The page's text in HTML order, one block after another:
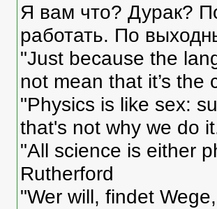
Я вам что? Дурак?
работать. По
"Just because the
not mean that it’s the
"Physics is like sex:
that's not why we do
"All science is either
Rutherford
"Wer will, findet